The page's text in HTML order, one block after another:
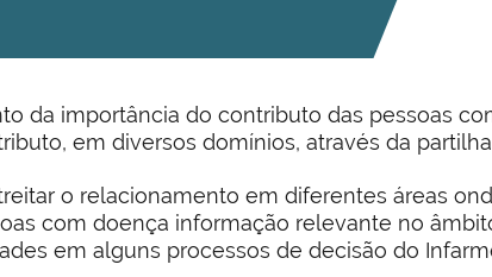
da importância do contributo das pessoas
em diversos domínios, através da
o relacionamento em diferentes áreas
com doença informação relevante no
em alguns processos de decisão do